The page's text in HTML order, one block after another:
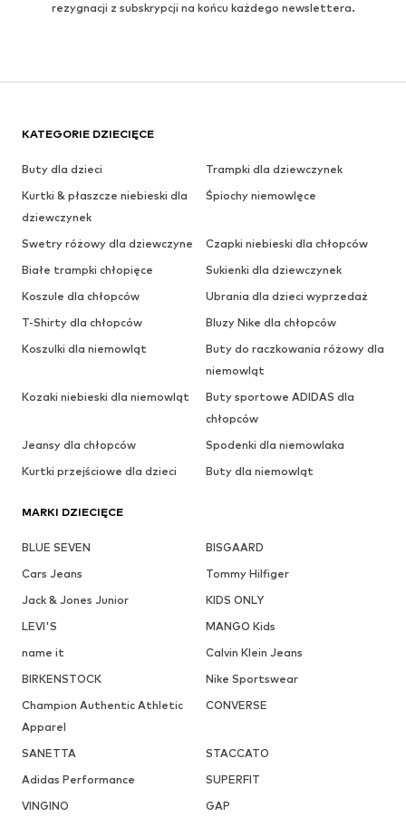
rezygnacji z subskrypcji na końcu każdego newslettera.
KATEGORIE DZIECIĘCE
Buty dla dzieci
Trampki dla dziewczynek
Kurtki & płaszcze niebieski dla
dziewczynek
Śpiochy niemowlęce
Swetry różowy dla dziewczyne
Czapki niebieski dla chłopców
Białe trampki chłopięce
Sukienki dla dziewczynek
Koszule dla chłopców
Ubrania dla dzieci wyprzedaż
T-Shirty dla chłopców
Bluzy Nike dla chłopców
Koszulki dla niemowląt
Buty do raczkowania różowy dla
niemowląt
Kozaki niebieski dla niemowląt
Buty sportowe ADIDAS dla
chłopców
Jeansy dla chłopców
Spodenki dla niemowlaka
Kurtki przejściowe dla dzieci
Buty dla niemowląt
MARKI DZIECIĘCE
BLUE SEVEN
BISGAARD
Cars Jeans
Tommy Hilfiger
Jack & Jones Junior
KIDS ONLY
LEVI'S
MANGO Kids
name it
Calvin Klein Jeans
BIRKENSTOCK
Nike Sportswear
Champion Authentic Athletic
Apparel
CONVERSE
SANETTA
STACCATO
Adidas Performance
SUPERFIT
VINGINO
GAP